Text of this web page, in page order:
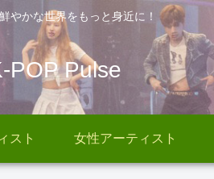
やかな世界をもっと身近に！
POP Pulse
スト 女性アーティスト